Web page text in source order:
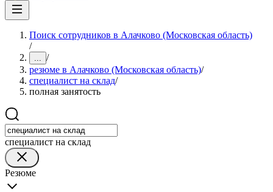
Поиск сотрудников в Алачково (Московская область)
/
... /
резюме в Алачково (Московская область)/
специалист на склад/
полная занятость
специалист на склад
Резюме